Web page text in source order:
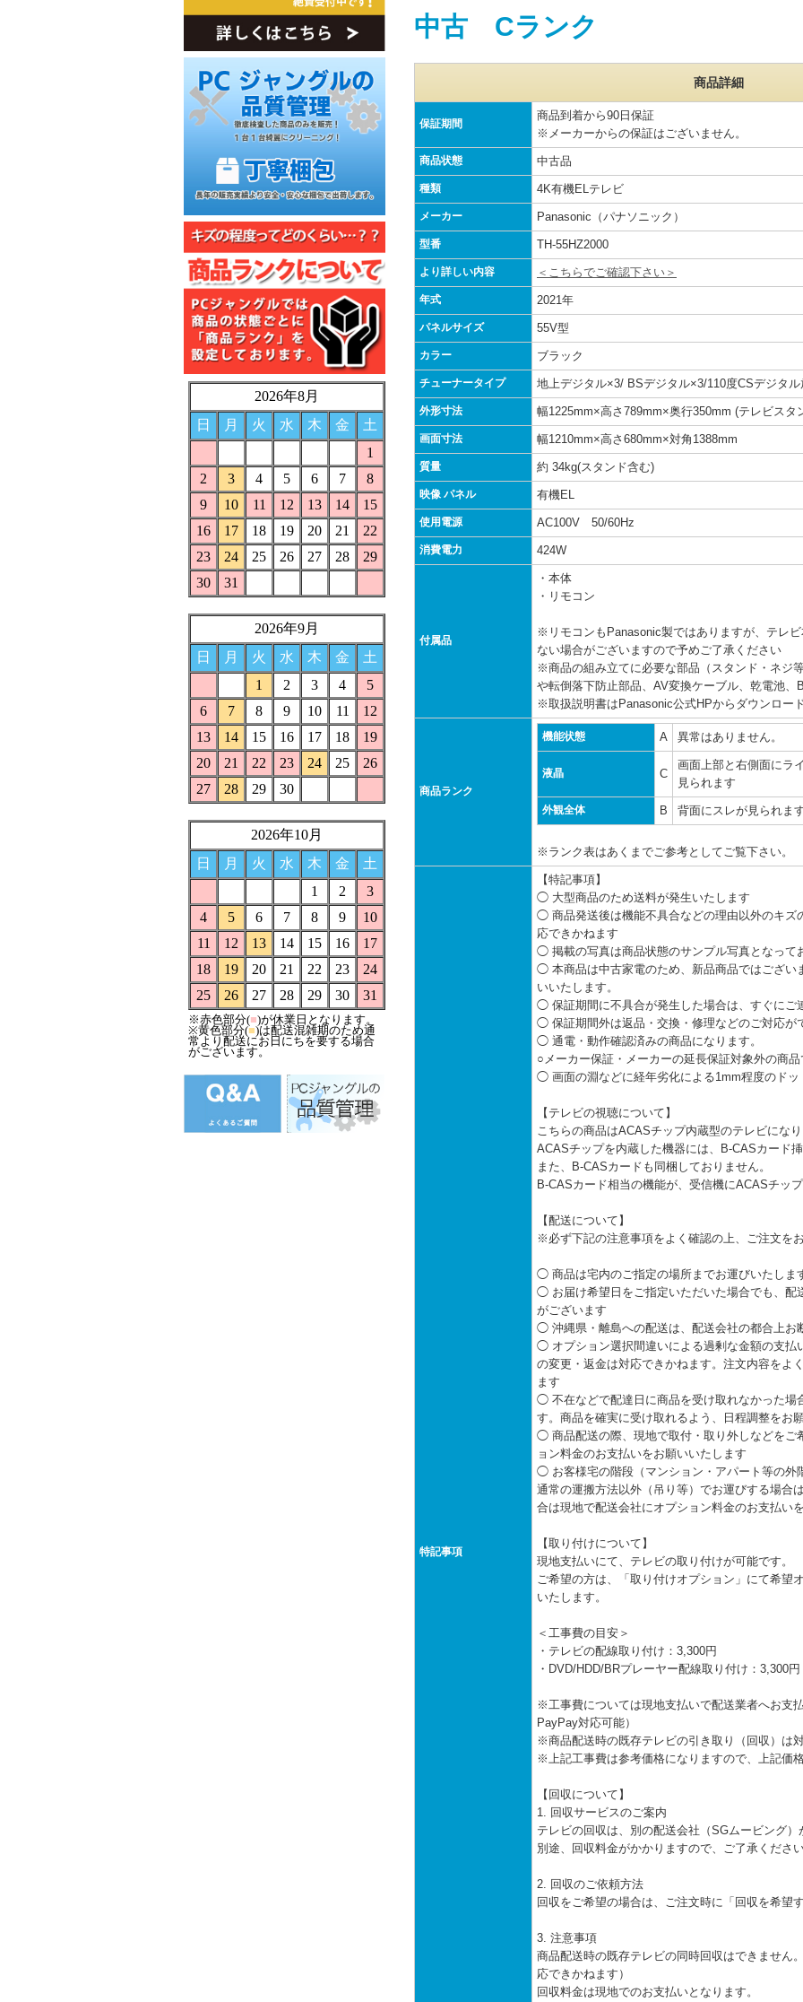
中古 Cランク
商品詳細
保証期間
商品到着から90日保証
※メーカーからの保証はございません。
商品状態 中古品
種類 4K有機ELテレビ
メーカー Panasonic（パナソニック）
型番 TH-55HZ2000
より詳しい内容 ＜こちらでご確認下さい＞
年式 2021年
パネルサイズ 55V型
カラー ブラック
チューナータイプ 地上デジタル×3/ BSデジタル×3/110度CSデジタ
外形寸法 幅1225mm×高さ789mm×奥行350mm (テレビスタ
画面寸法 幅1210mm×高さ680mm×対角1388mm
質量 約 34kg(スタンド含む)
映像 パネル 有機EL
使用電源 AC100V 50/60Hz
消費電力 424W
付属品
・本体
・リモコン
※リモコンもPanasonic製ではありますが、テレ
ない場合がございますので予めご了承ください
※商品の組み立てに必要な部品（スタンド・ネジ
や転倒落下防止部品、AV変換ケーブル、乾電池
※取扱説明書はPanasonic公式HPからダウンロー
商品ランク
機能状態 A 異常はありません。
液晶 C
画面上部と右側面にラ
見られます
外観全体 B 背面にスレが見られま
※ランク表はあくまでご参考としてご覧下さい。
特記事項
【特記事項】
◯ 大型商品のため送料が発生いたします
◯ 商品発送後は機能不具合などの理由以外のキズ
応できかねます
◯ 掲載の写真は商品状態のサンプル写真となって
◯ 本商品は中古家電のため、新品商品ではござい
いいたします。
◯ 保証期間に不具合が発生した場合は、すぐにご
◯ 保証期間外は返品・交換・修理などのご対応が
◯ 通電・動作確認済みの商品になります。
○メーカー保証・メーカーの延長保証対象外の商
◯ 画面の淵などに経年劣化による1mm程度のド
【テレビの視聴について】
こちらの商品はACASチップ内蔵型のテレビにな
ACASチップを内蔵した機器には、B-CASカード
また、B-CASカードも同梱しておりません。
B-CASカード相当の機能が、受信機にACASチッ
【配送について】
※必ず下記の注意事項をよく確認の上、ご注文を
◯ 商品は宅内のご指定の場所までお運びいたしま
◯ お届け希望日をご指定いただいた場合でも、配
がございます
◯ 沖縄県・離島への配送は、配送会社の都合上お
◯ オプション選択間違いによる過剰な金額の支払
の変更・返金は対応できかねます。注文内容をよ
ます
◯ 不在などで配達日に商品を受け取れなかった場
す。商品を確実に受け取れるよう、日程調整をお
◯ 商品配送の際、現地で取付・取り外しなどをご
ョン料金のお支払いをお願いいたします
◯ お客様宅の階段（マンション・アパート等の外
通常の運搬方法以外（吊り等）でお運びする場合
合は現地で配送会社にオプション料金のお支払い
【取り付けについて】
現地支払いにて、テレビの取り付けが可能です。
ご希望の方は、「取り付けオプション」にて希望
いたします。
＜工事費の目安＞
・テレビの配線取り付け：3,300円
・DVD/HDD/BRプレーヤー配線取り付け：3,300円
※工事費については現地支払いで配送業者へお支
PayPay対応可能）
※商品配送時の既存テレビの引き取り（回収）は
※上記工事費は参考価格になりますので、上記価
【回収について】
1. 回収サービスのご案内
テレビの回収は、別の配送会社（SGムービング
別途、回収料金がかかりますので、ご了承くださ
2. 回収のご依頼方法
回収をご希望の場合は、ご注文時に「回収を希望
3. 注意事項
商品配送時の既存テレビの同時回収はできません
応できかねます）
回収料金は現地でのお支払いとなります。